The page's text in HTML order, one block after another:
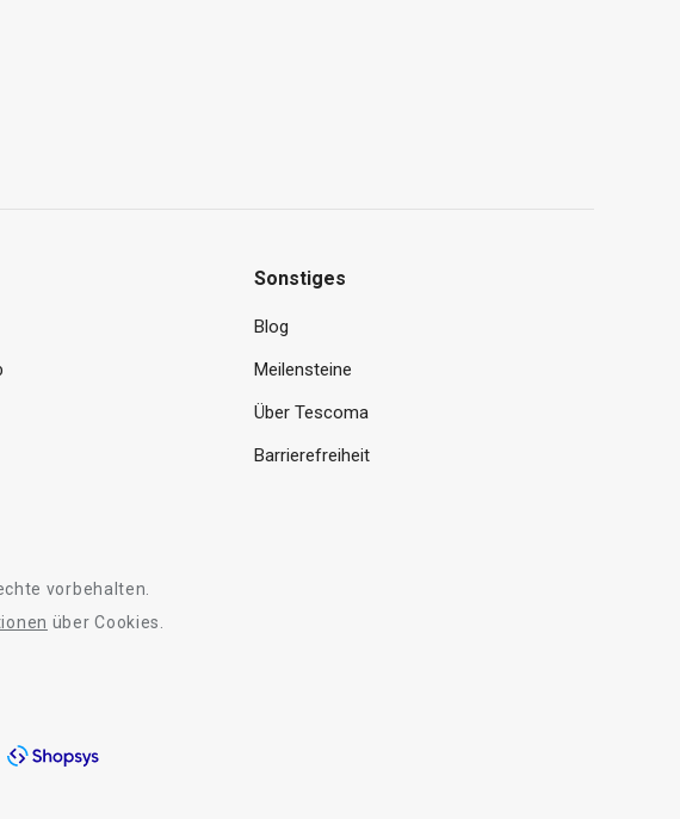
Sonstiges
Blog
Meilensteine
Über Tescoma
Barrierefreiheit
vorbehalten.
über Cookies.